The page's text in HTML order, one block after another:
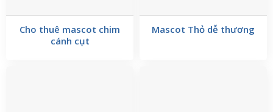
Cho thuê mascot chim
cánh cụt
Mascot Thỏ dễ thương